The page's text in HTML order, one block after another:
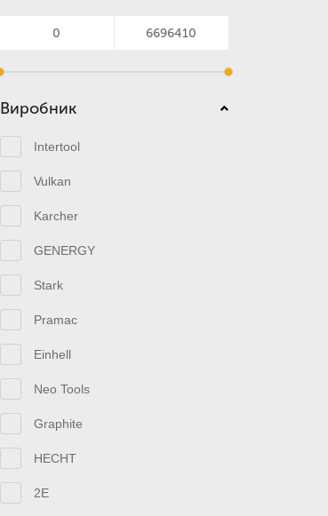
Виробник
Intertool
Vulkan
Karcher
GENERGY
Stark
Pramac
Einhell
Neo Tools
Graphite
HECHT
2E